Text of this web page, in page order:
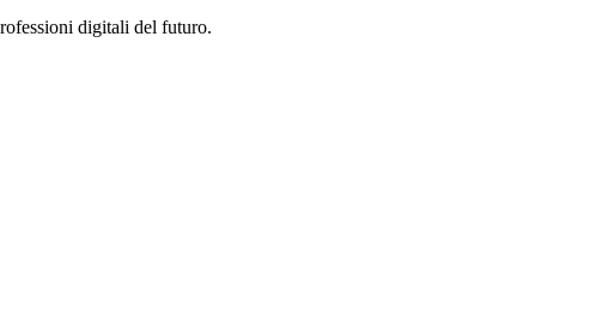
digitali del futuro.